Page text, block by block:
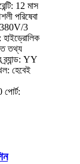
12 মাস
পরিষেবা
380V/3
তথ্য
YY
হেবেই